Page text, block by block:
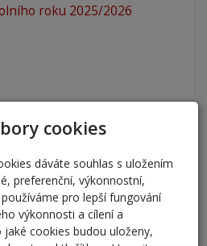
roku 2025/2026
cookies
dáváte souhlas s uložením
preferenční, výkonnostní,
pro lepší fungování
výkonnosti a cílení a
cookies budou uloženy,